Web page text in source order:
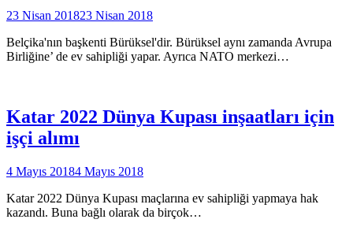
23 Nisan 201823 Nisan 2018
Belçika'nın başkenti Bürüksel'dir. Bürüksel aynı zamanda Avrupa
Birliğine’ de ev sahipliği yapar. Ayrıca NATO merkezi…
Katar 2022 Dünya Kupası inşaatları için
işçi alımı
4 Mayıs 20184 Mayıs 2018
Katar 2022 Dünya Kupası maçlarına ev sahipliği yapmaya hak
kazandı. Buna bağlı olarak da birçok…